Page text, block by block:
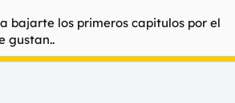
bajarte los primeros capitulos por el
gustan..